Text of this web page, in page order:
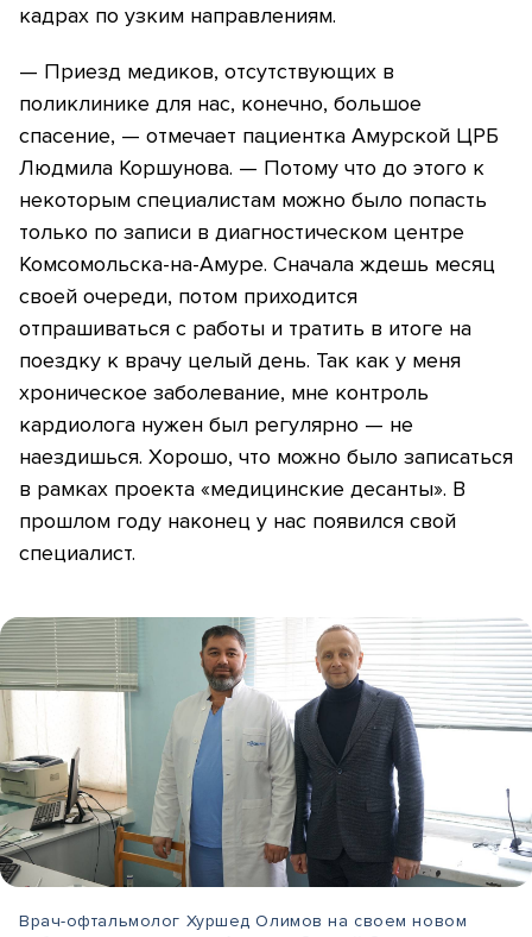
кадрах по узким направлениям.
— Приезд медиков, отсутствующих в
поликлинике для нас, конечно, большое
спасение, — отмечает пациентка Амурской ЦРБ
Людмила Коршунова. — Потому что до этого к
некоторым специалистам можно было попасть
только по записи в диагностическом центре
Комсомольска-на-Амуре. Сначала ждешь месяц
своей очереди, потом приходится
отпрашиваться с работы и тратить в итоге на
поездку к врачу целый день. Так как у меня
хроническое заболевание, мне контроль
кардиолога нужен был регулярно — не
наездишься. Хорошо, что можно было записаться
в рамках проекта «медицинские десанты». В
прошлом году наконец у нас появился свой
специалист.
Врач-офтальмолог Хуршед Олимов на своем новом